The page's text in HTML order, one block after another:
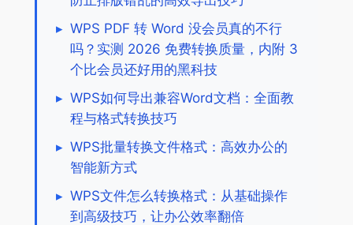
▸ WPS PDF 转 Word 没会员真的不行
吗？实测 2026 免费转换质量，内附 3
个比会员还好用的黑科技
▸ WPS如何导出兼容Word文档：全面教
程与格式转换技巧
▸ WPS批量转换文件格式：高效办公的
智能新方式
▸ WPS文件怎么转换格式：从基础操作
到高级技巧，让办公效率翻倍